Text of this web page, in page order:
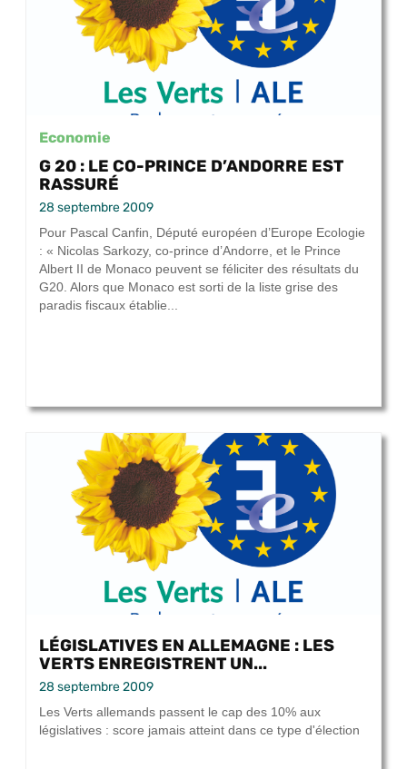
Economie
G 20 : LE CO-PRINCE D’ANDORRE EST
RASSURÉ
28 septembre 2009
Pour Pascal Canfin, Député européen d’Europe Ecologie
: « Nicolas Sarkozy, co-prince d’Andorre, et le Prince
Albert II de Monaco peuvent se féliciter des résultats du
G20. Alors que Monaco est sorti de la liste grise des
paradis fiscaux établie...
LÉGISLATIVES EN ALLEMAGNE : LES
VERTS ENREGISTRENT UN...
28 septembre 2009
Les Verts allemands passent le cap des 10% aux
législatives : score jamais atteint dans ce type d'élection